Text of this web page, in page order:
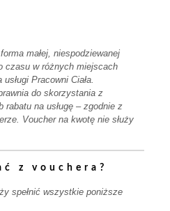
małej, niespodziewanej
czasu w różnych miejscach
Pracowni Ciała.
do skorzystania z
rabatu na usługę – zgodnie z
Voucher na kwotę nie służy
z vouchera?
spełnić wszystkie poniższe